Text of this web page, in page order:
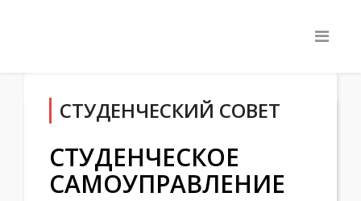
СТУДЕНЧЕСКИЙ СОВЕТ
СТУДЕНЧЕСКОЕ
САМОУПРАВЛЕНИЕ